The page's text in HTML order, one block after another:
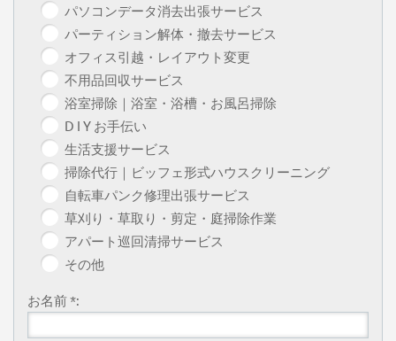
パソコンデータ消去出張サービス
パーティション解体・撤去サービス
オフィス引越・レイアウト変更
不用品回収サービス
浴室掃除｜浴室・浴槽・お風呂掃除
D I Y お手伝い
生活支援サービス
掃除代行｜ビッフェ形式ハウスクリーニング
自転車パンク修理出張サービス
草刈り・草取り・剪定・庭掃除作業
アパート巡回清掃サービス
その他
お名前 *: